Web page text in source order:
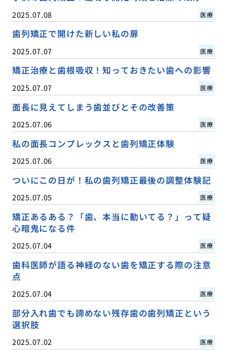
2025.07.08 医療
歯列矯正で開けた新しい私の扉
2025.07.07 医療
矯正治療と歯根吸収！知っておきたい歯への影響
2025.07.07 医療
面長に見えてしまう歯並びとその改善策
2025.07.06 医療
私の面長コンプレックスと歯列矯正体験
2025.07.06 医療
ついにこの日が！私の歯列矯正最後の調整体験記
2025.07.05 医療
矯正あるある？「歯、本当に動いてる？」って疑
心暗鬼になる件
2025.07.04 医療
歯科医師が語る神経のない歯を矯正する際の注意
点
2025.07.04 医療
部分入れ歯でも諦めない残存歯の歯列矯正という
選択肢
2025.07.02 医療